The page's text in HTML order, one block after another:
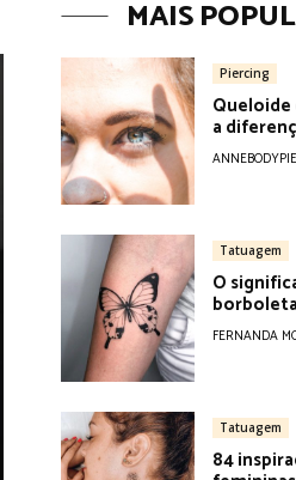
MAIS
Piercing
Queloide
a
Tatuagem
O
borboleta
FERNANDA
Tatuagem
84